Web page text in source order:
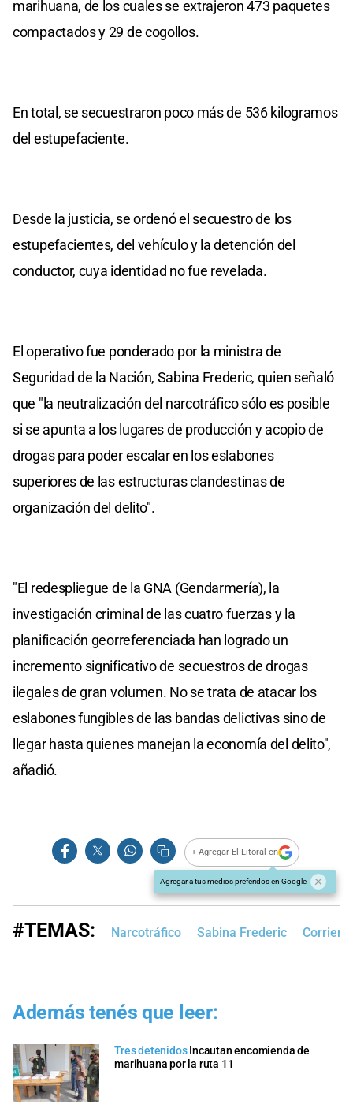
marihuana, de los cuales se extrajeron 473 paquetes
compactados y 29 de cogollos.
En total, se secuestraron poco más de 536 kilogramos
del estupefaciente.
Desde la justicia, se ordenó el secuestro de los
estupefacientes, del vehículo y la detención del
conductor, cuya identidad no fue revelada.
El operativo fue ponderado por la ministra de
Seguridad de la Nación, Sabina Frederic, quien señaló
que "la neutralización del narcotráfico sólo es posible
si se apunta a los lugares de producción y acopio de
drogas para poder escalar en los eslabones
superiores de las estructuras clandestinas de
organización del delito".
"El redespliegue de la GNA (Gendarmería), la
investigación criminal de las cuatro fuerzas y la
planificación georreferenciada han logrado un
incremento significativo de secuestros de drogas
ilegales de gran volumen. No se trata de atacar los
eslabones fungibles de las bandas delictivas sino de
llegar hasta quienes manejan la economía del delito",
añadió.
+ Agregar El Litoral en
Agregar a tus medios preferidos en Google
#TEMAS: Narcotráfico Sabina Frederic
Además tenés que leer:
Tres detenidos Incautan encomienda de
marihuana por la ruta 11